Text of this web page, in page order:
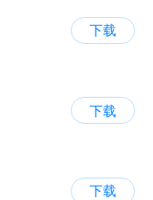
下载
下载
下载